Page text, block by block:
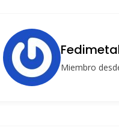
Miembro